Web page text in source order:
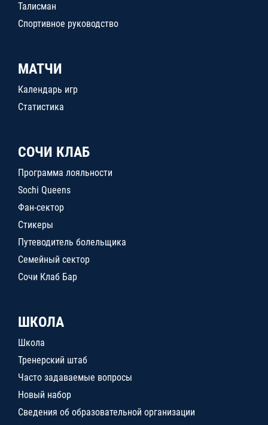
Талисман
Спортивное руководство
МАТЧИ
Календарь игр
Статистика
СОЧИ КЛАБ
Программа лояльности
Sochi Queens
Фан-сектор
Стикеры
Путеводитель болельщика
Семейный сектор
Сочи Клаб Бар
ШКОЛА
Школа
Тренерский штаб
Часто задаваемые вопросы
Новый набор
Сведения об образовательной организации